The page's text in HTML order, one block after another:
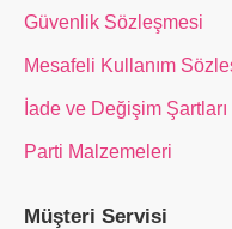
Güvenlik Sözleşmesi
Mesafeli Kullanım
İade ve Değişim Şartları
Parti Malzemeleri
Müşteri Servisi